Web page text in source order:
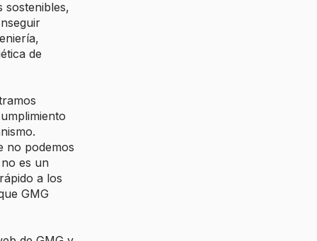
sostenibles,
de
no podemos
es un
a los
GMG